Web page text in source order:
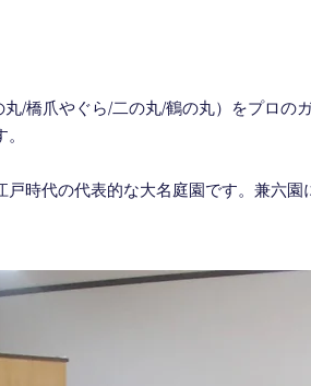
/橋爪やぐら/二の丸/鶴の丸）をプロの
時代の代表的な大名庭園です。兼六